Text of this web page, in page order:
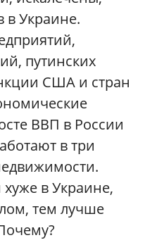
в Украине.
путинских
США и стран
ВВП в России
в три
в Украине,
тем лучше